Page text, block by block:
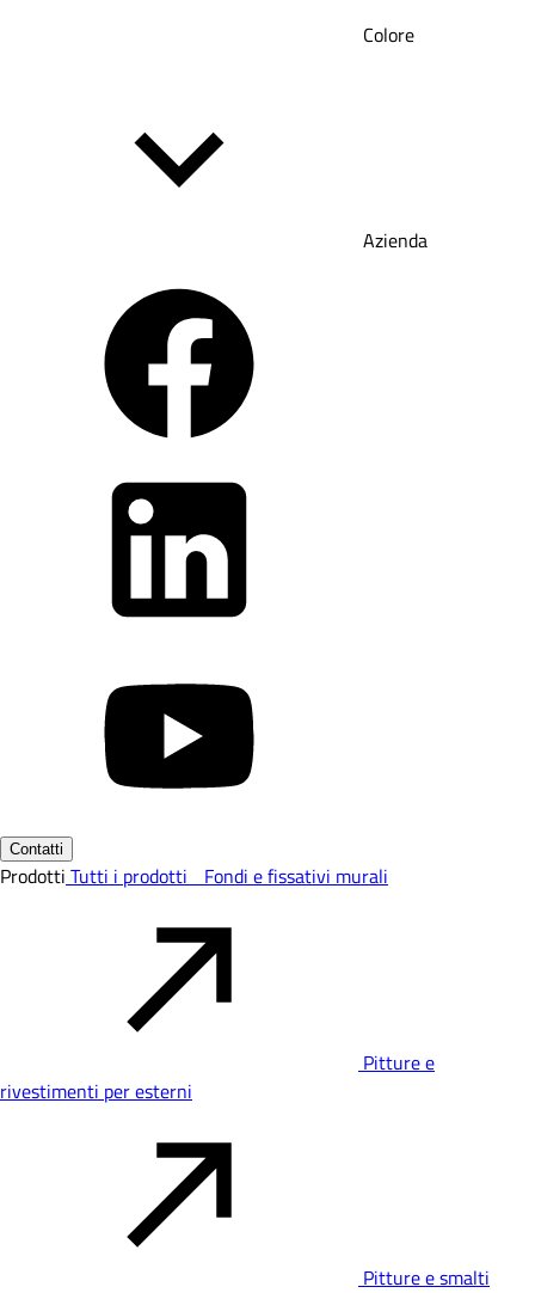
Colore
Azienda
Contatti
Prodotti Tutti i prodotti Fondi e fissativi murali
Pitture e
rivestimenti per esterni
Pitture e smalti